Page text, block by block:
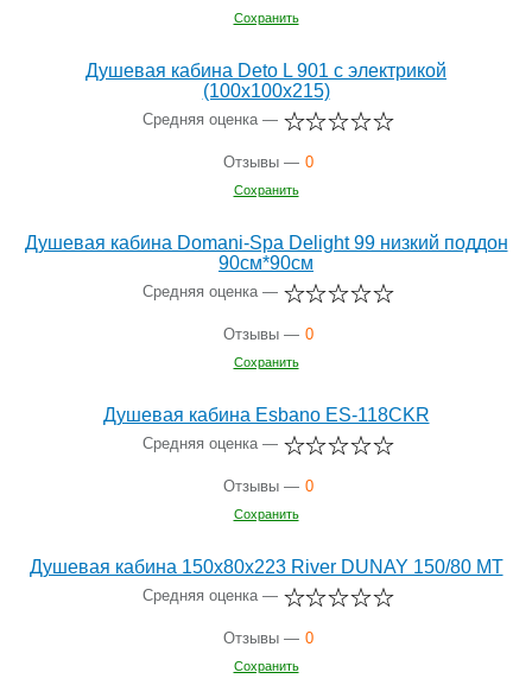
Сохранить
Душевая кабина Deto L 901 с электрикой
(100x100х215)
Средняя оценка —
Отзывы — 0
Сохранить
Душевая кабина Domani-Spa Delight 99 низкий поддон
90см*90см
Средняя оценка —
Отзывы — 0
Сохранить
Душевая кабина Esbano ES-118CKR
Средняя оценка —
Отзывы — 0
Сохранить
Душевая кабина 150х80х223 River DUNAY 150/80 МТ
Средняя оценка —
Отзывы — 0
Сохранить